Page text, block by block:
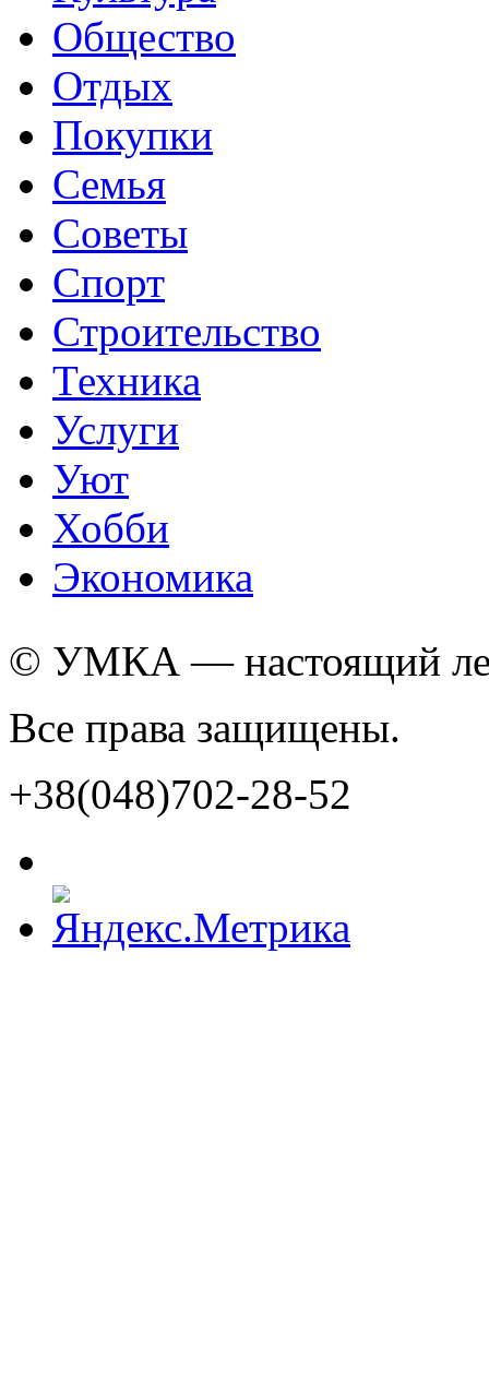
Общество
Отдых
Покупки
Семья
Советы
Спорт
Строительство
Техника
Услуги
Уют
Хобби
Экономика
© УМКА — настоящий
Все права защищены.
+38(048)702-28-52